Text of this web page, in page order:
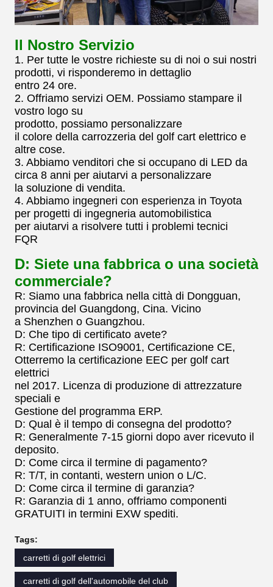
Il Nostro Servizio
1. Per tutte le vostre richieste su di noi o sui nostri
prodotti, vi risponderemo in dettaglio
entro 24 ore.
2. Offriamo servizi OEM. Possiamo stampare il
vostro logo su
prodotto, possiamo personalizzare
il colore della carrozzeria del golf cart elettrico e
altre cose.
3. Abbiamo venditori che si occupano di LED da
circa 8 anni per aiutarvi a personalizzare
la soluzione di vendita.
4. Abbiamo ingegneri con esperienza in Toyota
per progetti di ingegneria automobilistica
per aiutarvi a risolvere tutti i problemi tecnici
FQR
D: Siete una fabbrica o una società
commerciale?
R: Siamo una fabbrica nella città di Dongguan,
provincia del Guangdong, Cina. Vicino
a Shenzhen o Guangzhou.
D: Che tipo di certificato avete?
R: Certificazione ISO9001, Certificazione CE,
Otterremo la certificazione EEC per golf cart
elettrici
nel 2017. Licenza di produzione di attrezzature
speciali e
Gestione del programma ERP.
D: Qual è il tempo di consegna del prodotto?
R: Generalmente 7-15 giorni dopo aver ricevuto il
deposito.
D: Come circa il termine di pagamento?
R: T/T, in contanti, western union o L/C.
D: Come circa il termine di garanzia?
R: Garanzia di 1 anno, offriamo componenti
GRATUITI in termini EXW spediti.
Tags:
carretti di golf elettrici
carretti di golf dell'automobile del club